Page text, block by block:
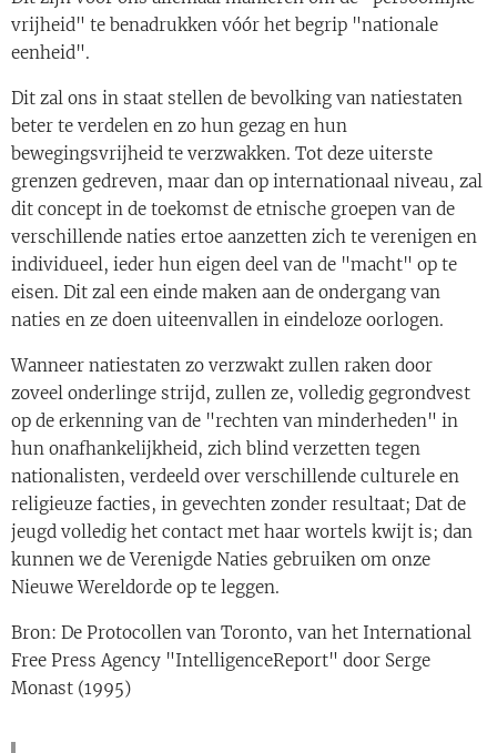
vrijheid" te benadrukken vóór het begrip "nationale
eenheid".
Dit zal ons in staat stellen de bevolking van natiestaten
beter te verdelen en zo hun gezag en hun
bewegingsvrijheid te verzwakken. Tot deze uiterste
grenzen gedreven, maar dan op internationaal niveau, zal
dit concept in de toekomst de etnische groepen van de
verschillende naties ertoe aanzetten zich te verenigen en
individueel, ieder hun eigen deel van de "macht" op te
eisen. Dit zal een einde maken aan de ondergang van
naties en ze doen uiteenvallen in eindeloze oorlogen.
Wanneer natiestaten zo verzwakt zullen raken door
zoveel onderlinge strijd, zullen ze, volledig gegrondvest
op de erkenning van de "rechten van minderheden" in
hun onafhankelijkheid, zich blind verzetten tegen
nationalisten, verdeeld over verschillende culturele en
religieuze facties, in gevechten zonder resultaat; Dat de
jeugd volledig het contact met haar wortels kwijt is; dan
kunnen we de Verenigde Naties gebruiken om onze
Nieuwe Wereldorde op te leggen.
Bron: De Protocollen van Toronto, van het International
Free Press Agency "IntelligenceReport" door Serge
Monast (1995)